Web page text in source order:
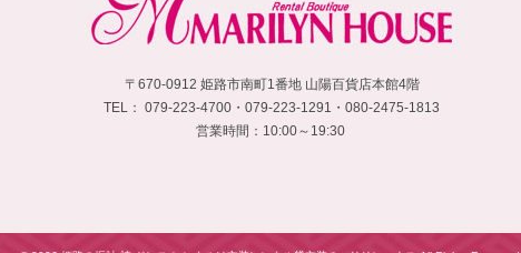
〒670-0912 姫路市南町1番地 山陽百貨店本館4階
TEL： 079-223-4700・ 079-223-1291・080-2475-1813
営業時間：10:00～19:30